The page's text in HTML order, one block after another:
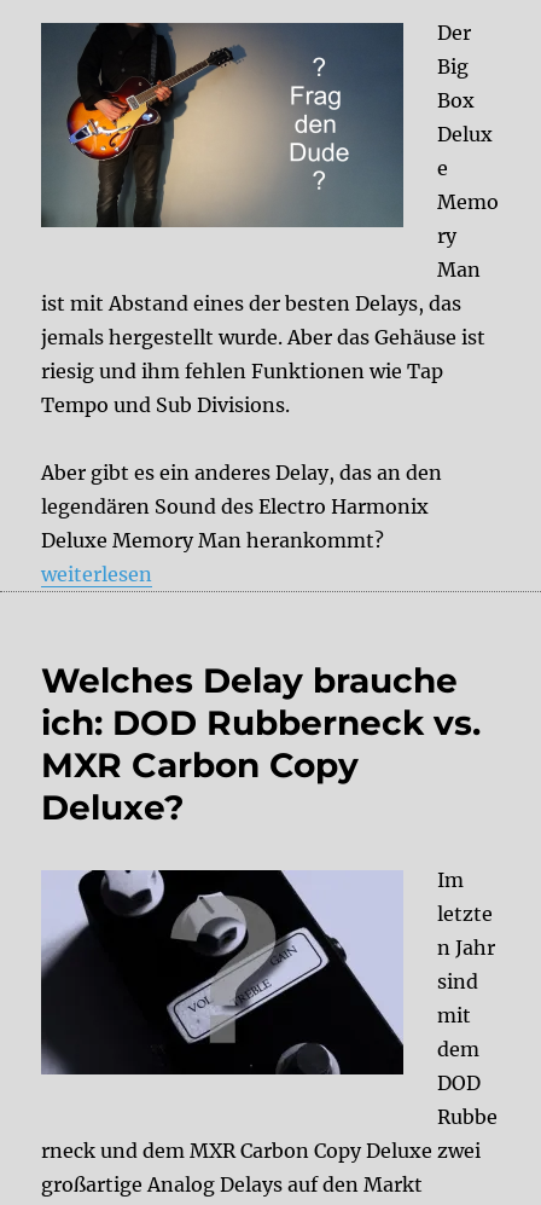
Der
Big
Box
Delux
e
Memo
ry
Man
ist mit Abstand eines der besten Delays, das
jemals hergestellt wurde. Aber das Gehäuse ist
riesig und ihm fehlen Funktionen wie Tap
Tempo und Sub Divisions.
Aber gibt es ein anderes Delay, das an den
legendären Sound des Electro Harmonix
Deluxe Memory Man herankommt?
„Gibt es ein Delay, das klingt wie der Deluxe
weiterlesen
Welches Delay brauche
ich: DOD Rubberneck vs.
MXR Carbon Copy
Deluxe?
Im
letzte
n Jahr
sind
mit
dem
DOD
Rubbe
rneck und dem MXR Carbon Copy Deluxe zwei
großartige Analog Delays auf den Markt